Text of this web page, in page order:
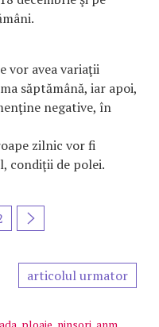
vor avea variaţii
săptămână, iar apoi,
negative, în
zilnic vor fi
condiţii de polei.
articolul urmator